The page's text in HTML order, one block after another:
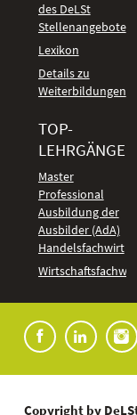
des DeLSt
Stellenangebote
Lexikon
Details zu
Weiterbildungen
TOP-
LEHRGÄNGE
Master
Professional
Ausbildung der
Ausbilder (AdA)
Handelsfachwirt
Wirtschaftsfachwirt
Copyright by